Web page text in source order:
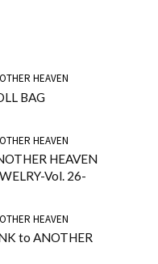
HEAVEN
BAG
HEAVEN
HEAVEN
Vol. 26-
HEAVEN
to ANOTHER